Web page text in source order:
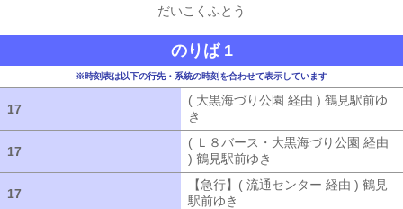
だいこくふとう
のりば 1
※時刻表は以下の行先・系統の時刻を合わせて表示しています
17
( 大黒海づり公園 経由 ) 鶴見駅前ゆ
き
17
( Ｌ８バース・大黒海づり公園 経由
) 鶴見駅前ゆき
17
【急行】( 流通センター 経由 ) 鶴見
駅前ゆき